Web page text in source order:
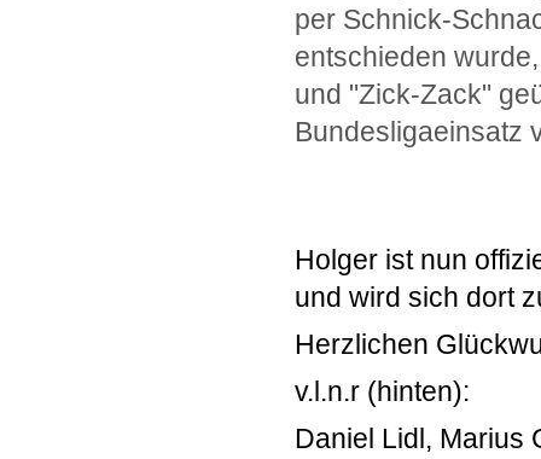
per Schnick-
entschieden
und "Zick-Zack"
Bundesligaeinsatz
Holger ist nun
und wird sich dort
Herzlichen
v.l.n.r (hinten):
Daniel Lidl, Marius